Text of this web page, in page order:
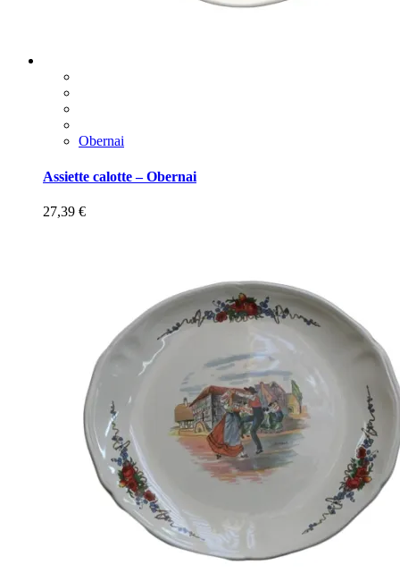
Obernai
Assiette calotte – Obernai
27,39 €